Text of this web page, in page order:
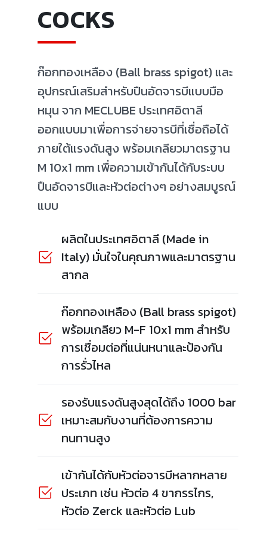
COCKS
ก๊อกทองเหลือง (Ball brass spigot) และ
อุปกรณ์เสริมสำหรับปืนอัดจารบีแบบมือ
หมุน จาก MECLUBE ประเทศอิตาลี
ออกแบบมาเพื่อการจ่ายจารบีที่เชื่อถือได้
ภายใต้แรงดันสูง พร้อมเกลียวมาตรฐาน
M 10x1 mm เพื่อความเข้ากันได้กับระบบ
ปืนอัดจารบีและหัวต่อต่างๆ อย่างสมบูรณ์
แบบ
ผลิตในประเทศอิตาลี (Made in
Italy) มั่นใจในคุณภาพและมาตรฐาน
สากล
ก๊อกทองเหลือง (Ball brass spigot)
พร้อมเกลียว M-F 10x1 mm สำหรับ
การเชื่อมต่อที่แน่นหนาและป้องกัน
การรั่วไหล
รองรับแรงดันสูงสุดได้ถึง 1000 bar
เหมาะสมกับงานที่ต้องการความ
ทนทานสูง
เข้ากันได้กับหัวต่อจารบีหลากหลาย
ประเภท เช่น หัวต่อ 4 ขากรรไกร,
หัวต่อ Zerck และหัวต่อ Lub